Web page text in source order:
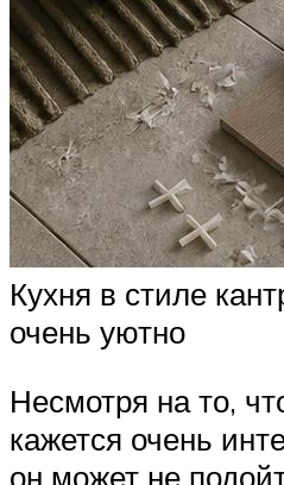
Кухня в стиле
очень уютно
Несмотря на то,
кажется очень
он может не